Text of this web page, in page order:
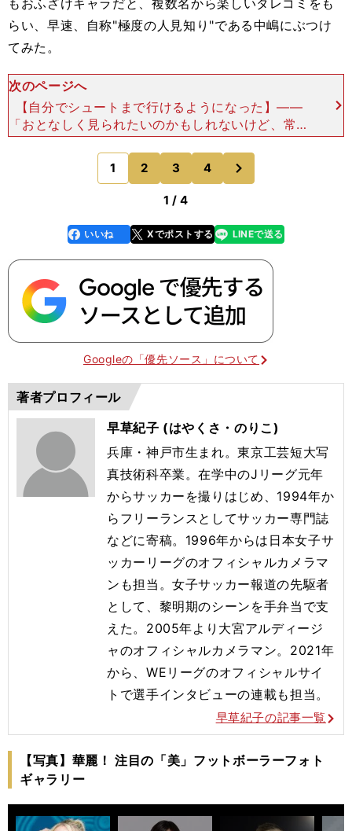
もおふざけキャラだと、複数名から楽しいタレコミをも
らい、早速、自称"極度の人見知り"である中嶋にぶつけ
てみた。
次のページへ
【自分でシュートまで行けるようになった】――
「おとなしく見られたいのかもしれないけど、常に
おふざけキャラ」とうかがいました。そしてカタカ
ナ読みに弱くて「エキスプレス」が言えないという
のは本当ですか？
1 2 3 4
のページへ
1 / 4
faceboo
k
いいね Xでポストする
line LINEで送る
Googleの「優先ソース」について
著者プロフィール
早草紀子 (はやくさ・のりこ)
兵庫・神戸市生まれ。東京工芸短大写
真技術科卒業。在学中のJリーグ元年
からサッカーを撮りはじめ、1994年か
らフリーランスとしてサッカー専門誌
などに寄稿。1996年からは日本女子サ
ッカーリーグのオフィシャルカメラマ
ンも担当。女子サッカー報道の先駆者
として、黎明期のシーンを手弁当で支
えた。2005年より大宮アルディージ
ャのオフィシャルカメラマン。2021年
から、WEリーグのオフィシャルサイ
トで選手インタビューの連載も担当。
早草紀子の記事一覧
【写真】華麗！ 注目の「美」フットボーラーフォト
ギャラリー